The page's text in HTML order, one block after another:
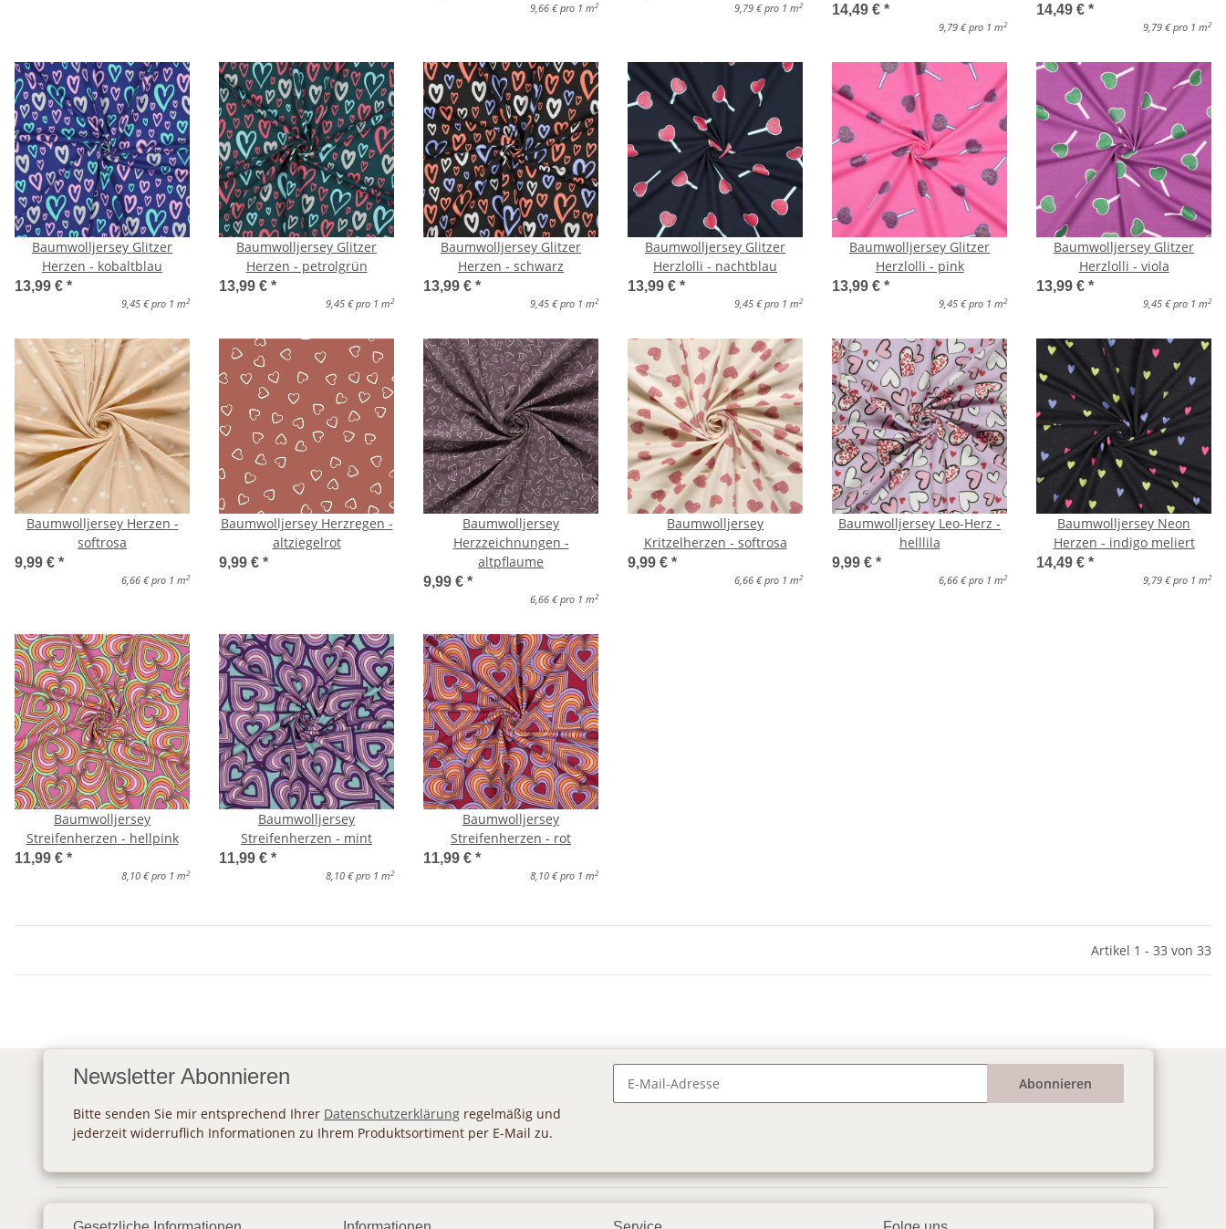
9,66 € pro 1 m2 9,79 € pro 1 m2 14,49 € *
9,79 € pro 1 m2
14,49 € *
9,79 € pro 1 m2
Baumwolljersey Glitzer
Herzen - kobaltblau
13,99 € *
9,45 € pro 1 m2
Baumwolljersey Glitzer
Herzen - petrolgrün
13,99 € *
9,45 € pro 1 m2
Baumwolljersey Glitzer
Herzen - schwarz
13,99 € *
9,45 € pro 1 m2
Baumwolljersey Glitzer
Herzlolli - nachtblau
13,99 € *
9,45 € pro 1 m2
Baumwolljersey Glitzer
Herzlolli - pink
13,99 € *
9,45 € pro 1 m2
Baumwolljersey Glitzer
Herzlolli - viola
13,99 € *
9,45 € pro 1 m2
Baumwolljersey Herzen -
softrosa
9,99 € *
6,66 € pro 1 m2
Baumwolljersey Herzregen -
altziegelrot
9,99 € *
Baumwolljersey
Herzzeichnungen -
altpflaume
9,99 € *
6,66 € pro 1 m2
Baumwolljersey
Kritzelherzen - softrosa
9,99 € *
6,66 € pro 1 m2
Baumwolljersey Leo-Herz -
helllila
9,99 € *
6,66 € pro 1 m2
Baumwolljersey Neon
Herzen - indigo meliert
14,49 € *
9,79 € pro 1 m2
Baumwolljersey
Streifenherzen - hellpink
11,99 € *
8,10 € pro 1 m2
Baumwolljersey
Streifenherzen - mint
11,99 € *
8,10 € pro 1 m2
Baumwolljersey
Streifenherzen - rot
11,99 € *
8,10 € pro 1 m2
Artikel 1 - 33 von 33
Newsletter Abonnieren
Bitte senden Sie mir entsprechend Ihrer Datenschutzerklärung regelmäßig und
jederzeit widerruflich Informationen zu Ihrem Produktsortiment per E-Mail zu.
Abonnieren